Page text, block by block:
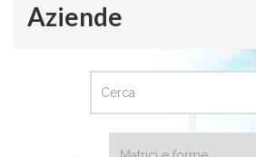
Aziende